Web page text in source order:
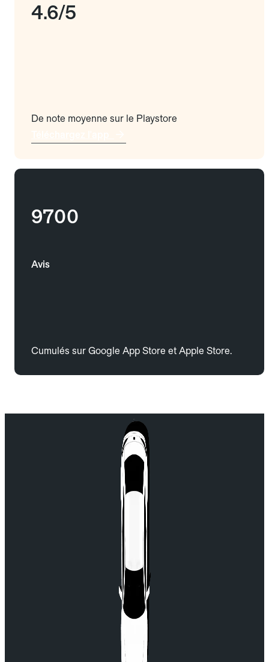
4.6/5
De note moyenne sur le Playstore
9700
Avis
Cumulés sur Google App Store et Apple Store.